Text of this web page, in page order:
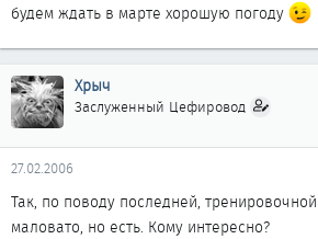
будем ждать в марте хорошую погоду
Хрыч
Заслуженный Цефировод
27.02.2006
Так, по поводу последней,
маловато, но есть. Кому интересно?